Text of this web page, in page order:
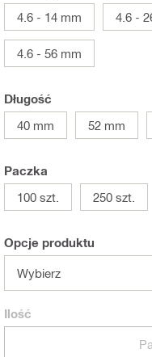
4.6 - 14 mm
4.6 -
4.6 - 56 mm
Długość
40 mm
52 mm
Paczka
100 szt.
250 szt.
Opcje produktu
Wybierz
Ilość